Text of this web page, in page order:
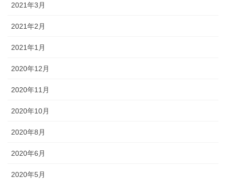
2021年3月
2021年2月
2021年1月
2020年12月
2020年11月
2020年10月
2020年8月
2020年6月
2020年5月